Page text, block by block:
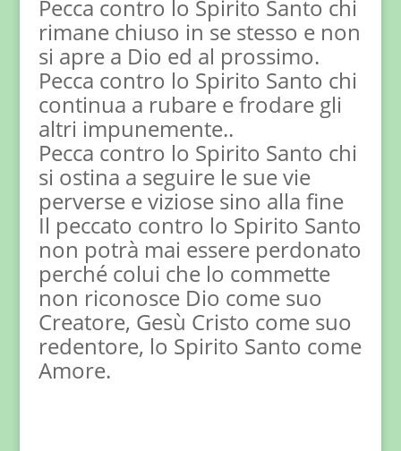
Pecca contro lo Spirito Santo chi
rimane chiuso in se stesso e non
si apre a Dio ed al prossimo.
Pecca contro lo Spirito Santo chi
continua a rubare e frodare gli
altri impunemente..
Pecca contro lo Spirito Santo chi
si ostina a seguire le sue vie
perverse e viziose sino alla fine
Il peccato contro lo Spirito Santo
non potrà mai essere perdonato
perché colui che lo commette
non riconosce Dio come suo
Creatore, Gesù Cristo come suo
redentore, lo Spirito Santo come
Amore.